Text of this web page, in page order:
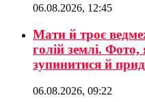
06.08.2026, 12:45
Мати й троє
голій землі.
зупинитися й
06.08.2026, 09:22